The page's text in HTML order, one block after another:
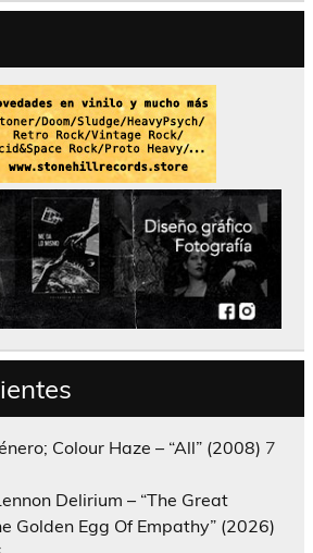
Colour Haze – “All” (2008) 7
Delirium – “The Great
Golden Egg Of Empathy” (2026)